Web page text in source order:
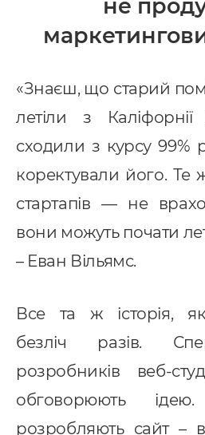
не
«Знаєш, що старий
летіли з
сходили з курсу 99%
коректували його. Те
стартапів — не
вони можуть почати
– Еван Вільямс.
Все та ж історія,
безліч разів.
розробників веб-
обговорюють
розробляють сайт –